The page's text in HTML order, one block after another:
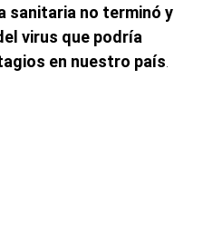
sanitaria no terminó y
virus que podría
en nuestro país